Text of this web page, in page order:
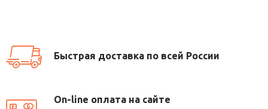
Быстрая доставка по всей России
On-line оплата на сайте